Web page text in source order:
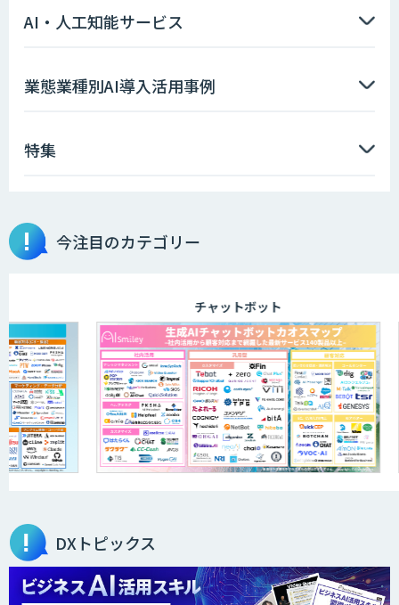
AIエージェント開発支援
AIエンジニアアカデミー（バイブコーデ
aiDAPTIV+
アリストルの法人向けAI研修
ELYZA Works with KDDI
医療文書作成を効率化する生成
AI「OPTiM AI ホスピタル」
AI・人工知能サービス
業態業種別AI導入活用事例
特集
今注目のカテゴリー
チャットボット
DXトピックス